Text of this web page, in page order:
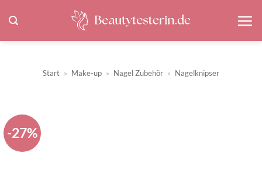
Inhalt
springen
Start » Make-up » Nagel Zubehör » Nagelknipser
-27%